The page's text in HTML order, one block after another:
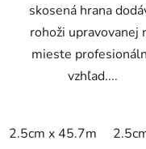
skosená hrana
rohoži upravovanej
mieste
vzhľad....
2.5cm x 45.7m